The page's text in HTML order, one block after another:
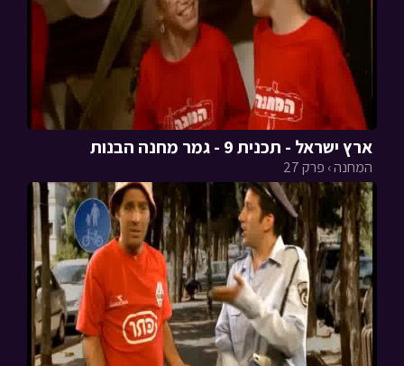
ארץ ישראל - תכנית 9 - גמר מחנה הבנות
המחנה › פרק 27